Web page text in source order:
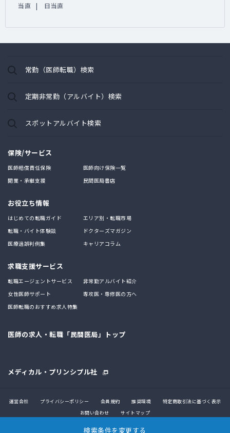
検索条件を変更する
当直
日当直
常勤（医師転職）検索
定期非常勤（アルバイト）検索
スポットアルバイト検索
保険/サービス
医師賠償責任保険
医師向け保険一覧
開業・承継支援
民間医局書店
お役立ち情報
はじめての転職ガイド
エリア別・転職市場
転職・バイト体験談
ドクターズマガジン
医療過誤判例集
キャリアコラム
求職支援サービス
転職エージェントサービス
非常勤アルバイト紹介
女性医師サポート
専攻医・専修医の方へ
医師転職のおすすめ求人特集
医師の求人・転職「民間医局」トップ
メディカル・プリンシプル社
運営会社 プライバシーポリシー 会員規約 推奨環境
特定商取引法に基づく表示
お問い合わせ
サイトマップ
© 2017 MEDICAL PRINCIPLE CO., LTD.